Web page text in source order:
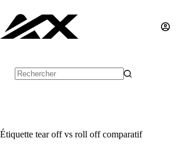
contenu
Étiquette tear off vs roll off comparatif